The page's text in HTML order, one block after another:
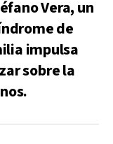
Vera, un
de
impulsa
sobre la